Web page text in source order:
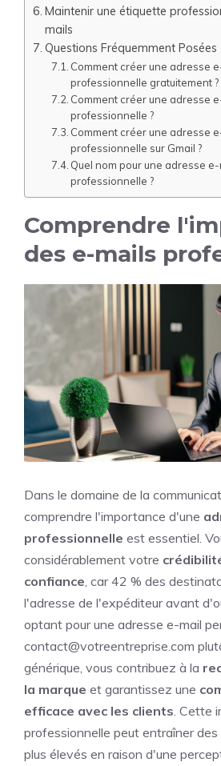
Maintenir une étiquette
mails
Questions Fréquemment Posées
Comment créer une adresse
professionnelle gratuitement ?
Comment créer une adresse
professionnelle ?
Comment créer une adresse
professionnelle sur Gmail ?
Quel nom pour une adresse e-
professionnelle ?
Comprendre
des e-mails
Dans le domaine de la
comprendre l'importance d'une
professionnelle est essentiel.
considérablement votre
confiance , car 42 % des
l'adresse de l'expéditeur avant
optant pour une adresse e-mail
contact@votreentreprise.com
générique, vous contribuez à la
la marque et garantissez une
efficace avec les clients . Cette
professionnelle peut entraîner
plus élevés en raison d'une